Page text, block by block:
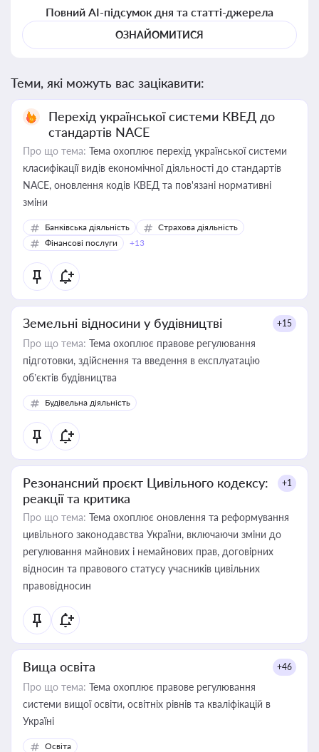
Повний AI-підсумок дня та статті-джерела
ОЗНАЙОМИТИСЯ
Теми, які можуть вас зацікавити:
Перехід української системи КВЕД до
стандартів NACE
Про що тема: Тема охоплює перехід української системи
класифікації видів економічної діяльності до стандартів
NACE, оновлення кодів КВЕД та пов'язані нормативні
зміни
Банківська діяльність
Страхова діяльність
Фінансові послуги
+13
Земельні відносини у будівництві +15
Про що тема: Тема охоплює правове регулювання
підготовки, здійснення та введення в експлуатацію
об’єктів будівництва
Будівельна діяльність
Резонансний проєкт Цивільного кодексу:
реакції та критика
+1
Про що тема: Тема охоплює оновлення та реформування
цивільного законодавства України, включаючи зміни до
регулювання майнових і немайнових прав, договірних
відносин та правового статусу учасників цивільних
правовідносин
Вища освіта +46
Про що тема: Тема охоплює правове регулювання
системи вищої освіти, освітніх рівнів та кваліфікацій в
Україні
Освіта